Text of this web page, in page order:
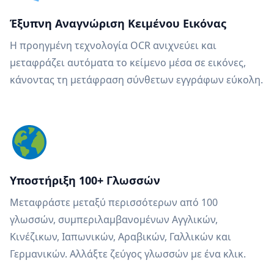
Έξυπνη Αναγνώριση Κειμένου Εικόνας
Η προηγμένη τεχνολογία OCR ανιχνεύει και
μεταφράζει αυτόματα το κείμενο μέσα σε εικόνες,
κάνοντας τη μετάφραση σύνθετων εγγράφων εύκολη.
Υποστήριξη 100+ Γλωσσών
Μεταφράστε μεταξύ περισσότερων από 100
γλωσσών, συμπεριλαμβανομένων Αγγλικών,
Κινέζικων, Ιαπωνικών, Αραβικών, Γαλλικών και
Γερμανικών. Αλλάξτε ζεύγος γλωσσών με ένα κλικ.